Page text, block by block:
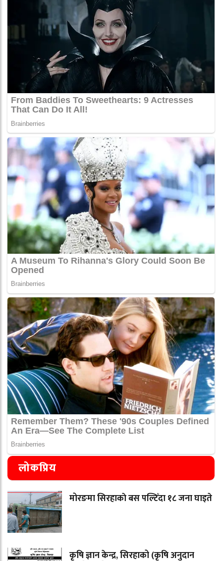
लोकप्रिय
मोरङमा सिरहाकाे बस पल्टिँदा १८ जना घाइते
कृषि ज्ञान केन्द्र, सिरहाको (कृषि अनुदान